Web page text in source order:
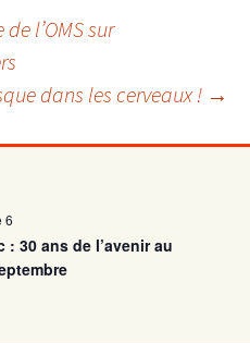
l’OMS sur
dans les cerveaux ! →
6
: 30 ans de l’avenir au